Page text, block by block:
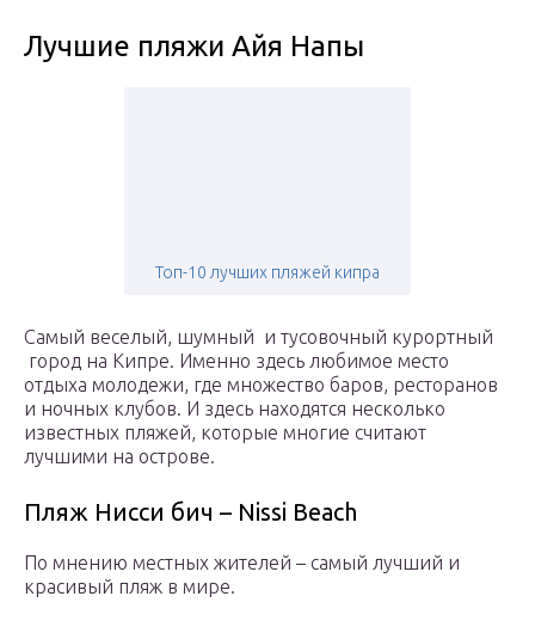
Лучшие пляжи Айя Напы
Топ-10 лучших пляжей кипра
Самый веселый, шумный и тусовочный курортный
город на Кипре. Именно здесь любимое место
отдыха молодежи, где множество баров, ресторанов
и ночных клубов. И здесь находятся несколько
известных пляжей, которые многие считают
лучшими на острове.
Пляж Нисси бич – Nissi Beach
По мнению местных жителей – самый лучший и
красивый пляж в мире.